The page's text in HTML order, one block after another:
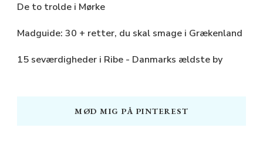
De to trolde i Mørke
Madguide: 30 + retter, du skal smage i Grækenland
15 seværdigheder i Ribe - Danmarks ældste by
MØD MIG PÅ PINTEREST